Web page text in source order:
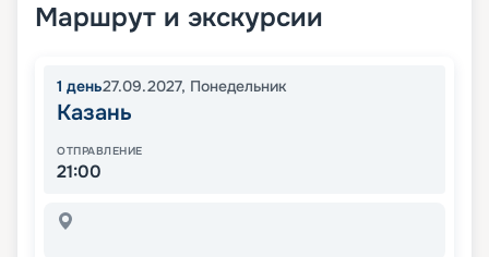
Маршрут и экскурсии
1 день27.09.2027, Понедельник
Казань
ОТПРАВЛЕНИЕ
21:00